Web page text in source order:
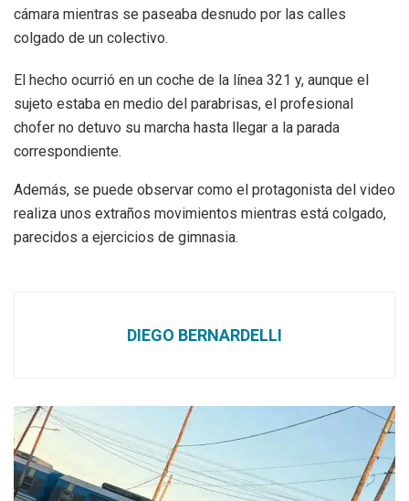
cámara mientras se paseaba desnudo por las calles
colgado de un colectivo.
El hecho ocurrió en un coche de la línea 321 y, aunque el
sujeto estaba en medio del parabrisas, el profesional
chofer no detuvo su marcha hasta llegar a la parada
correspondiente.
Además, se puede observar como el protagonista del video
realiza unos extraños movimientos mientras está colgado,
parecidos a ejercicios de gimnasia.
DIEGO BERNARDELLI